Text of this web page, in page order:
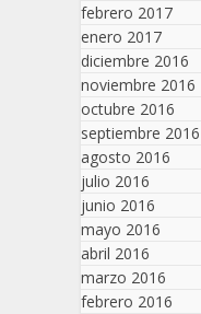
febrero 2017
enero 2017
diciembre 2016
noviembre 2016
octubre 2016
septiembre 2016
agosto 2016
julio 2016
junio 2016
mayo 2016
abril 2016
marzo 2016
febrero 2016